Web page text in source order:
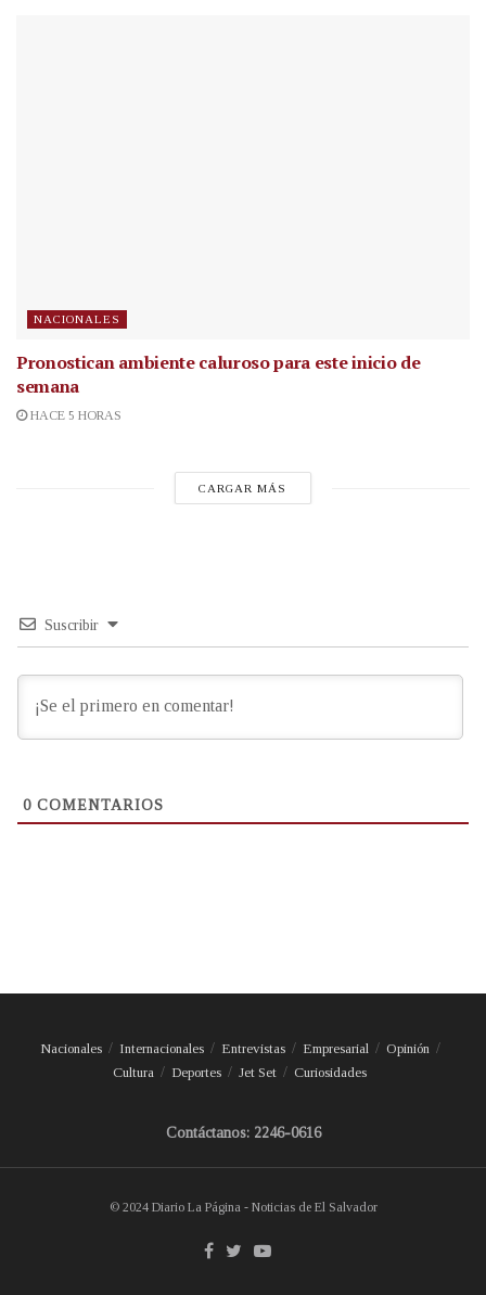
NACIONALES
Pronostican ambiente caluroso para este inicio de
semana
HACE 5 HORAS
CARGAR MÁS
Suscribir
0 COMENTARIOS
Nacionales Internacionales Entrevistas Empresarial
Opinión
Cultura
Deportes Jet Set Curiosidades
Contáctanos: 2246-0616
© 2024 Diario La Página - Noticias de El Salvador